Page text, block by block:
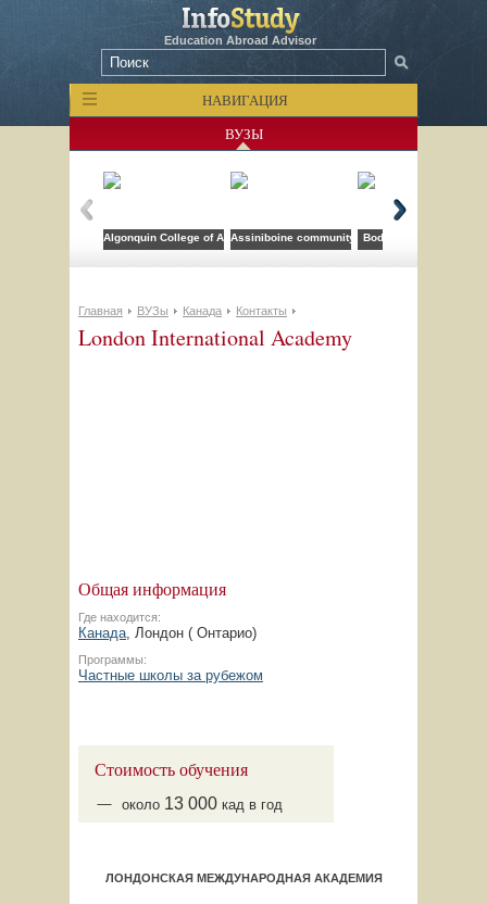
Education Abroad Advisor
НАВИГАЦИЯ
ВУЗЫ
Algonquin College of Applied Arts and Technology
Assiniboine community collegeBodwell High School
Главная ВУЗы Канада Контакты
London International Academy
Общая информация
Где находится:
Канада, Лондон ( Онтарио)
Программы:
Частные школы за рубежом
Стоимость обучения
около 13 000 кад в год
ЛОНДОНСКАЯ МЕЖДУНАРОДНАЯ АКАДЕМИЯ